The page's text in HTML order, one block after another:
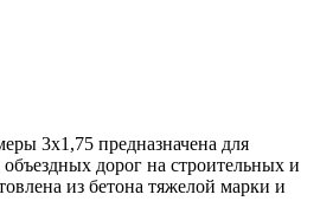
3х1,75 предназначена для
дорог на строительных и
из бетона тяжелой марки и